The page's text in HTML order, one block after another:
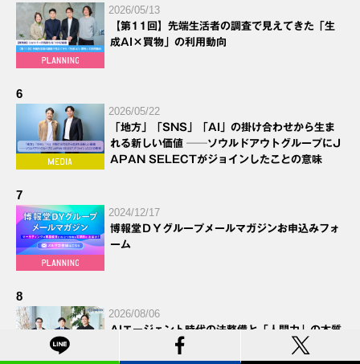
2026/05/13
【第11回】先端生活者の調査で見えてきた「生
成AI×買物」の利用動向
6
2026/05/22
「地方」「SNS」「AI」の掛け合わせから生ま
れる新しい価値 ──ソウルドアウトグループにJ
APAN SELECTがジョインしたことの意味
7
2024/12/17
博報堂ＤＹグループメールマガジンお申込みフォ
ーム
8
2026/08/06
AIエージェント時代の法整備と「人間力」の本質